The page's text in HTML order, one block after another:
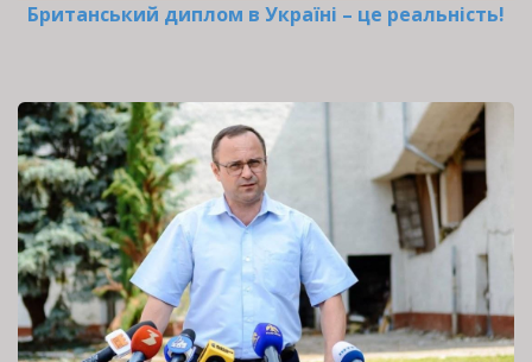
Британський диплом в Україні – це реальність!